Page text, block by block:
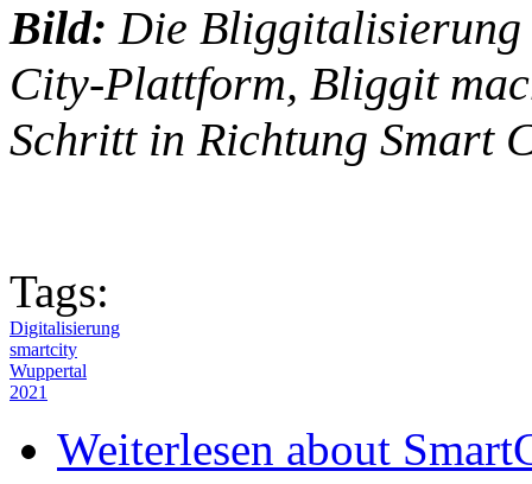
Bild: Die Bliggitalisierung
City-Plattform, Bliggit
Schritt in Richtung Smart
Tags:
Digitalisierung
smartcity
Wuppertal
2021
Weiterlesen about